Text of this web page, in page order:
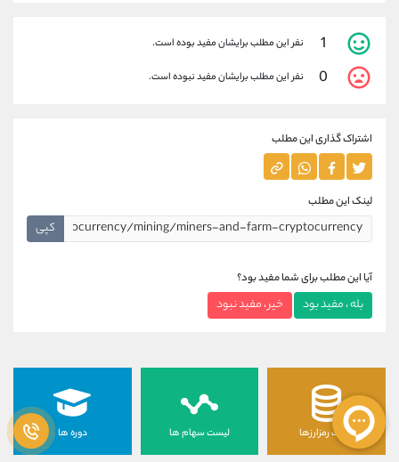
1 نفر این مطلب برایشان مفید بوده است.
0 نفر این مطلب برایشان مفید نبوده است.
اشتراک گذاری این مطلب
لینک این مطلب
کپی
آیا این مطلب برای شما مفید بود؟
بله ، مفید بود خیر ، مفید نبود
لیست رمزارزها لیست سهام ها دوره ها